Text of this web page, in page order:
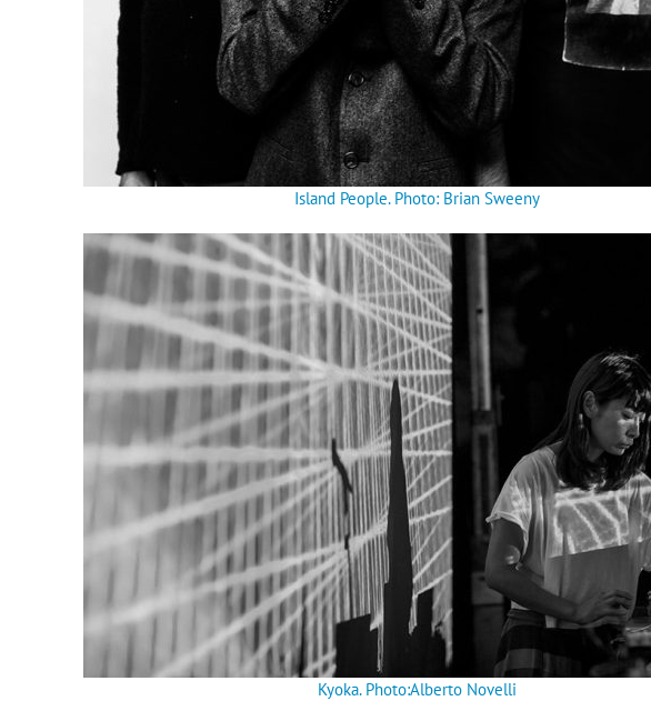
Island Peop­le. Pho­to: Bri­an Sweeny
Kyo­ka. Photo:Alberto Novelli